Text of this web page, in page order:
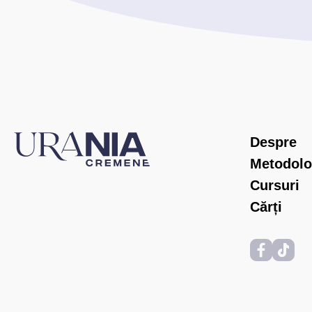
Despre
Cursuri
Cărți